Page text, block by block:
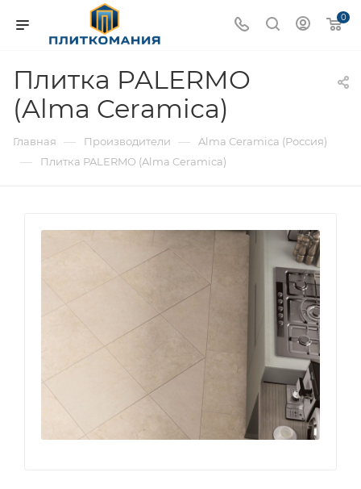
0
Плитка PALERMO
(Alma Ceramica)
Главная — Производители — Alma Ceramica (Россия)
— Плитка PALERMO (Alma Ceramica)